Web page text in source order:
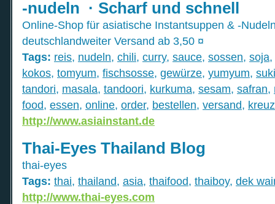
-nudeln · Scharf und schnell
Online-Shop für asiatische Instantsuppen & -
deutschlandweiter Versand ab 3,50 ¤
Tags: reis, nudeln, chili, curry, sauce, sossen, soja,
kokos, tomyum, fischsosse, gewürze, yumyum,
tandori, masala, tandoori, kurkuma, sesam, safran,
food, essen, online, order, bestellen, versand,
http://www.asiainstant.de
Thai-Eyes Thailand Blog
thai-eyes
Tags: thai, thailand, asia, thaifood, thaiboy, dek
http://www.thai-eyes.com